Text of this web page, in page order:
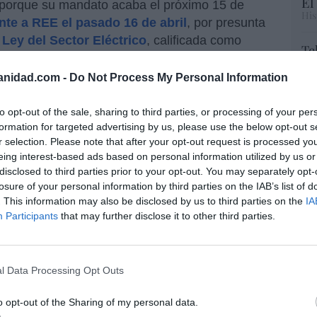
- Do Not Process My Personal Information
opt-out of the sale, sharing to third parties, or processing of your
for targeted advertising by us, please use the below opt-out
selection. Please note that after your opt-out request is processed
interest-based ads based on personal information utilized by us
to third parties prior to your opt-out. You may separately
of your personal information by third parties on the IAB’s list of
This information may also be disclosed by us to third parties on the
Participants that may further disclose it to other third parties.
Data Processing Opt Outs
opt-out of the Sharing of my personal data.
su mandato acaba el próximo 15 de
a REE el pasado 16 de abril, por presunta
Ley del Sector Eléctrico, calificada como
a un posible incumplimiento del
funciones con perjuicio para el
del ‘mix’ de ese día. Al respecto
menos ciclos combinados programados
REE se conocen en vísperas de la Junta de
para proteger a Corredor,
celebrará su Junta de forma
demandas